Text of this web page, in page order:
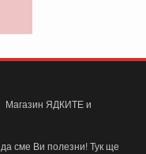
Магазин ЯДКИТЕ и
сме Ви полезни! Тук ще